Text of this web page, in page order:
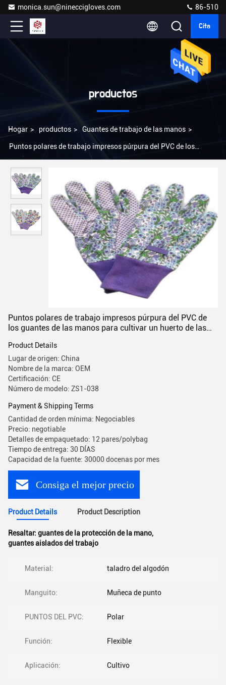
monica.sun@nineccigloves.com 86-510
Cita
productos
Hogar > productos > Guantes de trabajo de las manos >
Puntos polares de trabajo impresos púrpura del PVC de los
Puntos polares de trabajo impresos púrpura del PVC de
los guantes de las manos para cultivar un huerto de las
Product Details
Lugar de origen: China
Nombre de la marca: OEM
Certificación: CE
Número de modelo: ZS1-038
Payment & Shipping Terms
Cantidad de orden mínima: Negociables
Precio: negotiable
Detalles de empaquetado: 12 pares/polybag
Tiempo de entrega: 30 DÍAS
Capacidad de la fuente: 30000 docenas por mes
Consiga el mejor precio
Product Details Product Description
Resaltar: guantes de la protección de la mano,
guantes aislados del trabajo
Material: taladro del algodón
Manguito: Muñeca de punto
PUNTOS DEL PVC: Polar
Función: Flexible
Aplicación: Cultivo